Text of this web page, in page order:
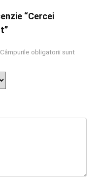
“Cercei
Câmpurile obligatorii sunt